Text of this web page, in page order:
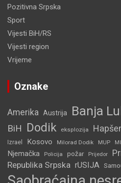
Pozitivna Srpska
Sport
Vijesti BiH/RS
Vijesti region
Vrijeme
Oznake
Amerika Austrija Banja
BiH Dodik eksplozija
Izrael Kosovo Milorad Dodik MUP
Njemačka Policija požar Prijedor
Republika Srpska rUSIJA